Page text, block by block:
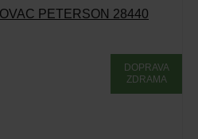
PETERSON 28440
DOPRAVA
ZDRAMA